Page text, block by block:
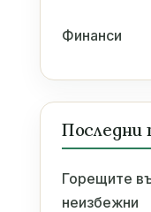
Финанси
Последни
Горещите
неизбежни